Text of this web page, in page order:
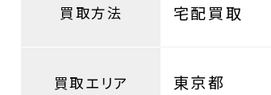
買取方法 宅配買取
買取エリア 東京都